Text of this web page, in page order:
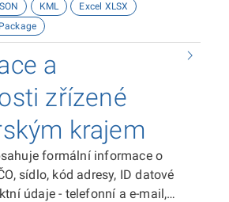
číslo, sídlo, právní forma,
telefonní kontakt, číslo datové
druh letiště, informace o
výška letiště, datum otevření a
letiště. Souřadnicový
1984.&nbsp;Zdrojem dat je
centrum Karlovarského kraje,
KML
Excel XLSX
a
zřízené
krajem
formální informace o
sídlo, kód adresy, ID datové
údaje - telefonní a e-mail,